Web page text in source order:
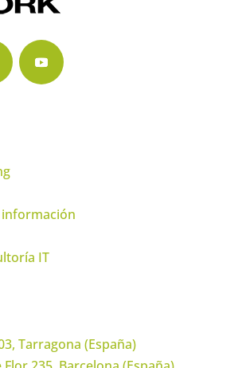
IT
Tarragona (España)